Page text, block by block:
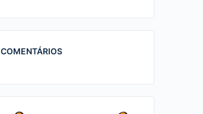
COMENTÁRIOS